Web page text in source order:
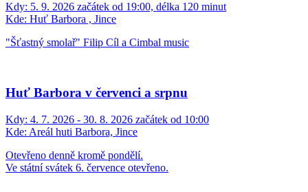
Kdy: 5. 9. 2026 začátek od 19:00, délka 120 minut
Kde: Huť Barbora , Jince
"Šťastný smolař" Filip Cíl a Cimbal music
Huť Barbora v červenci a srpnu
Kdy: 4. 7. 2026 - 30. 8. 2026 začátek od 10:00
Kde: Areál huti Barbora, Jince
Otevřeno denně kromě pondělí.
Ve státní svátek 6. července otevřeno.